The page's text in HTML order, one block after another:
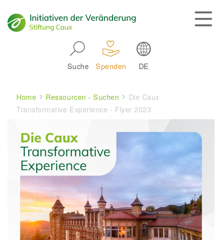
Suche Spenden DE
Breadcrumb
Home Ressourcen - Suchen
Die Caux
Transformative Experience - Flyer 2023